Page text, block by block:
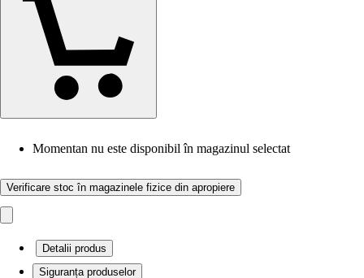
Momentan nu este disponibil în magazinul selectat
Verificare stoc în magazinele fizice din apropiere
Detalii produs
Siguranța produselor